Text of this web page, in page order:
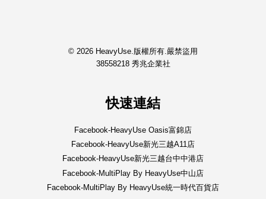
© 2026 HeavyUse.版權所有.嚴禁盜用
38558218 秀兆企業社
快速連結
Facebook-HeavyUse Oasis富錦店
Facebook-HeavyUse新光三越A11店
Facebook-HeavyUse新光三越台中中港店
Facebook-MultiPlay By HeavyUse中山店
Facebook-MultiPlay By HeavyUse統一時代百貨店